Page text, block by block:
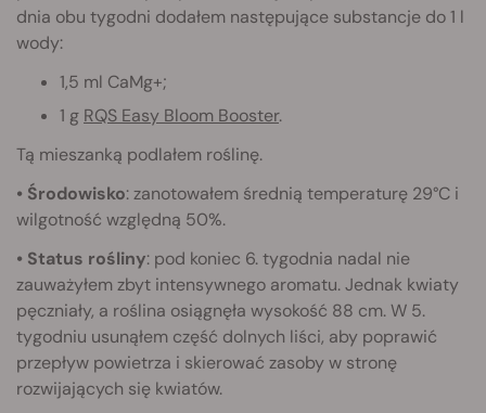
dnia obu tygodni dodałem następujące substancje do 1 l
wody:
1,5 ml CaMg+;
1 g RQS Easy Bloom Booster.
Tą mieszanką podlałem roślinę.
• Środowisko: zanotowałem średnią temperaturę 29°C i
wilgotność względną 50%.
• Status rośliny: pod koniec 6. tygodnia nadal nie
zauważyłem zbyt intensywnego aromatu. Jednak kwiaty
pęczniały, a roślina osiągnęła wysokość 88 cm. W 5.
tygodniu usunąłem część dolnych liści, aby poprawić
przepływ powietrza i skierować zasoby w stronę
rozwijających się kwiatów.